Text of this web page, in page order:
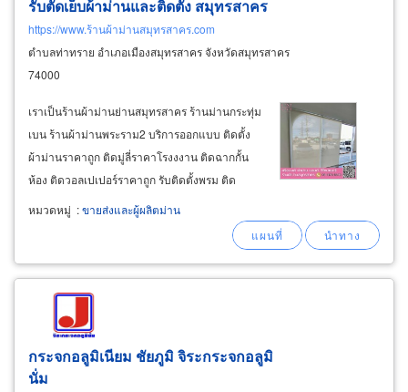
รับตัดเย็บผ้าม่านและติดตั้ง สมุทรสาคร
https://www.ร้านผ้าม่านสมุทรสาคร.com
ตำบลท่าทราย อำเภอเมืองสมุทรสาคร จังหวัดสมุทรสาคร
74000
เราเป็นร้านผ้าม่านย่านสมุทรสาคร ร้านม่านกระทุ่ม
เบน ร้านผ้าม่านพระราม2 บริการออกแบบ ติดตั้ง
ผ้าม่านราคาถูก ติดมู่ลี่ราคาโรงงงาน ติดฉากกั้น
ห้อง ติดวอลเปเปอร์ราคาถูก รับติดตั้งพรม ติด
สติ๊กเกอร์กันแดดใกล้ฉัน ติดฟิล์มติดกระจกราคาถูก
ออกแบบได้ทุกสไตล์ ตามที่ลูกค้าต้องการ ตามงบ
ประมาณที่กำหนด สินค้าและผ้าม่านของเรากรดเอ
หมวดหมู่ :ขายส่งและผู้ผลิตม่าน
กระจกอลูมิเนียม ชัยภูมิ จิระกระจกอลูมิ
นั่ม